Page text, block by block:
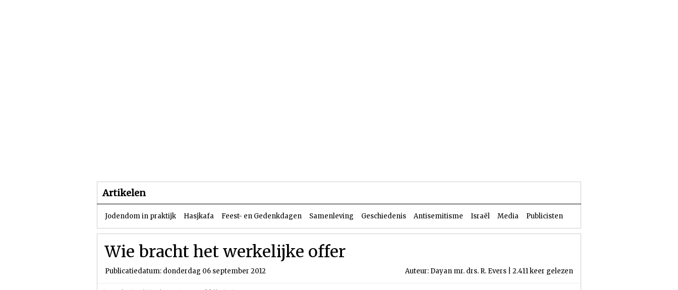
Artikelen
Jodendom in praktijk Hasjkafa Feest- en Gedenkdagen Samenleving Geschiedenis Antisemitisme Israël Media Publicisten
Wie bracht het werkelijke offer
Publicatiedatum: donderdag 06 september 2012 Auteur: Dayan mr. drs. R. Evers | 2.411 keer gelezen